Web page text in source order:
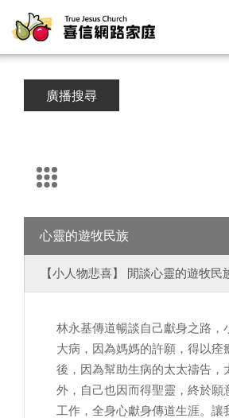
廣播搜尋
心靈的遊牧民族
【小人物悲喜】 閒談心靈的遊牧民
林永基傳道暢談自己獻身之路，
大病，因為媽媽的許願，得以痊
後，因為幫助生病的太太禱告，
外，自己也因而得聖靈，終於願
工作，全身心獻身傳道生涯。讓